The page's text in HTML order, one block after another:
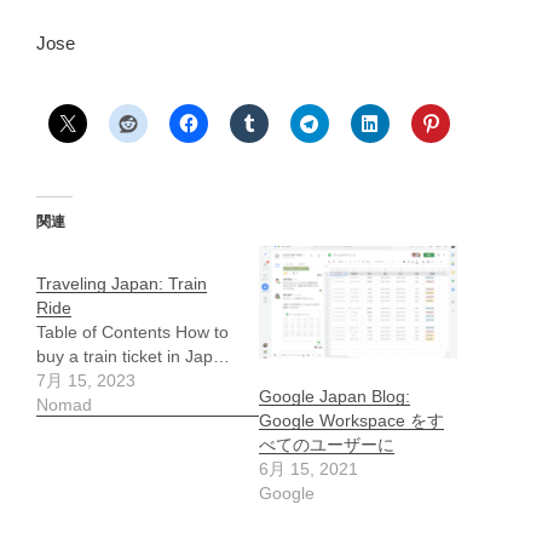
Jose
関連
Traveling Japan: Train
Ride
Table of Contents How to
buy a train ticket in Jap…
7月 15, 2023
Nomad
Google Japan Blog:
Google Workspace をす
べてのユーザーに
6月 15, 2021
Google